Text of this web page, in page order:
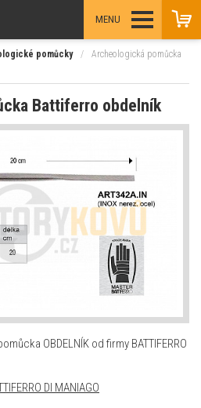
MENU
pomůcky /
Archeologická pomůcka
Battiferro obdelník
OBDELNÍK od firmy BATTIFERRO
DI MANIAGO